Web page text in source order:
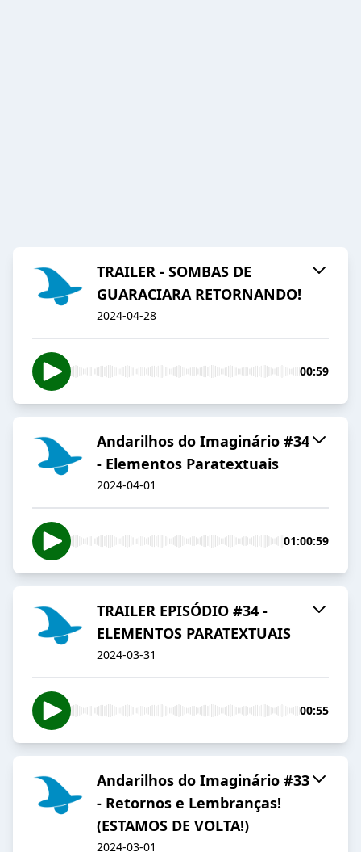
TRAILER - SOMBAS DE
GUARACIARA RETORNANDO!
2024-04-28
00:59
Andarilhos do Imaginário #34
- Elementos Paratextuais
2024-04-01
01:00:59
TRAILER EPISÓDIO #34 -
ELEMENTOS PARATEXTUAIS
2024-03-31
00:55
Andarilhos do Imaginário #33
- Retornos e Lembranças!
(ESTAMOS DE VOLTA!)
2024-03-01